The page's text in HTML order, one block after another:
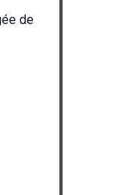
de